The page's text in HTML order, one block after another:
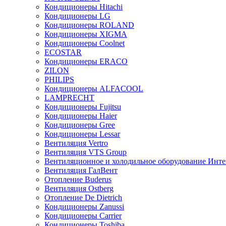
Кондиционеры Hitachi
Кондиционеры LG
Кондиционеры ROLAND
Кондиционеры XIGMA
Кондиционеры Coolnet
ECOSTAR
Кондиционеры ERACO
ZILON
PHILIPS
Кондиционеры ALFACOOL
LAMPRECHT
Кондиционеры Fujitsu
Кондиционеры Haier
Кондиционеры Gree
Кондиционеры Lessar
Вентиляция Vertro
Вентиляция VTS Group
Вентиляционное и холодильное оборудование
Вентиляция ГалВент
Отопление Buderus
Вентиляция Ostberg
Отопление De Dietrich
Кондиционеры Zanussi
Кондиционеры Carrier